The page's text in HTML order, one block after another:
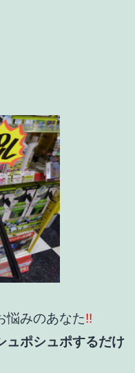
悩みのあなた!!
ュポシュポするだけ